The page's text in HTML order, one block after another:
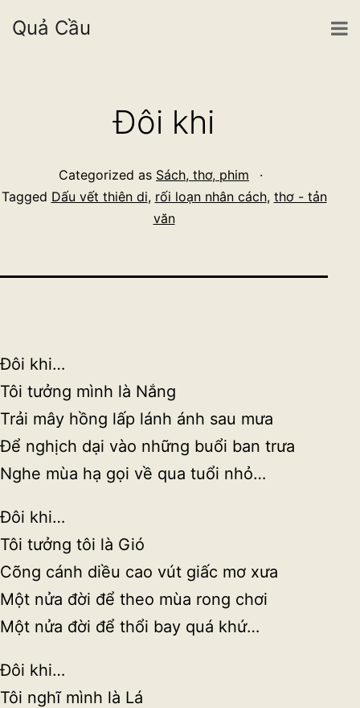
Quả Cầu
Đôi khi
Categorized as Sách, thơ, phim
Tagged Dấu vết thiên di, rối loạn nhân cách, thơ - tản
văn
Đôi khi…
Tôi tưởng mình là Nắng
Trải mây hồng lấp lánh ánh sau mưa
Để nghịch dại vào những buổi ban trưa
Nghe mùa hạ gọi về qua tuổi nhỏ…
Đôi khi…
Tôi tưởng tôi là Gió
Cõng cánh diều cao vút giấc mơ xưa
Một nửa đời để theo mùa rong chơi
Một nửa đời để thổi bay quá khứ…
Đôi khi…
Tôi nghĩ mình là Lá